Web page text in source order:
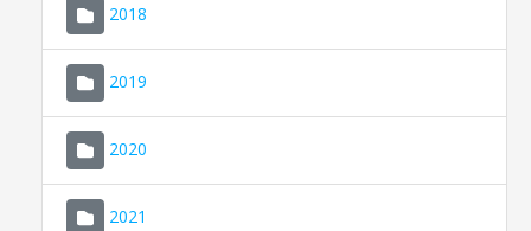
2018
2019
2020
2021